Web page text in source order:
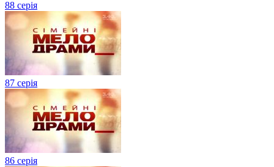
88 серія
87 серія
86 серія